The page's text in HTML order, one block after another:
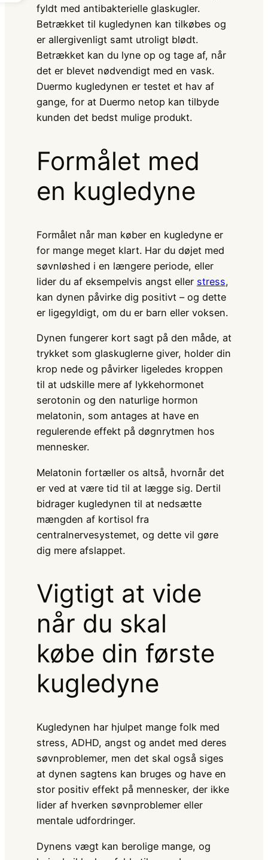
fyldt med antibakterielle glaskugler.
Betrækket til kugledynen kan tilkøbes og
er allergivenligt samt utroligt blødt.
Betrækket kan du lyne op og tage af, når
det er blevet nødvendigt med en vask.
Duermo kugledynen er testet et hav af
gange, for at Duermo netop kan tilbyde
kunden det bedst mulige produkt.
Formålet med
en kugledyne
Formålet når man køber en kugledyne er
for mange meget klart. Har du døjet med
søvnløshed i en længere periode, eller
lider du af eksempelvis angst eller stress,
kan dynen påvirke dig positivt – og dette
er ligegyldigt, om du er barn eller voksen.
Dynen fungerer kort sagt på den måde, at
trykket som glaskuglerne giver, holder din
krop nede og påvirker ligeledes kroppen
til at udskille mere af lykkehormonet
serotonin og den naturlige hormon
melatonin, som antages at have en
regulerende effekt på døgnrytmen hos
mennesker.
Melatonin fortæller os altså, hvornår det
er ved at være tid til at lægge sig. Dertil
bidrager kugledynen til at nedsætte
mængden af kortisol fra
centralnervesystemet, og dette vil gøre
dig mere afslappet.
Vigtigt at vide
når du skal
købe din første
kugledyne
Kugledynen har hjulpet mange folk med
stress, ADHD, angst og andet med deres
søvnproblemer, men det skal også siges
at dynen sagtens kan bruges og have en
stor positiv effekt på mennesker, der ikke
lider af hverken søvnproblemer eller
mentale udfordringer.
Dynens vægt kan berolige mange, og